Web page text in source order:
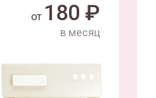
от 180 ₽
в месяц